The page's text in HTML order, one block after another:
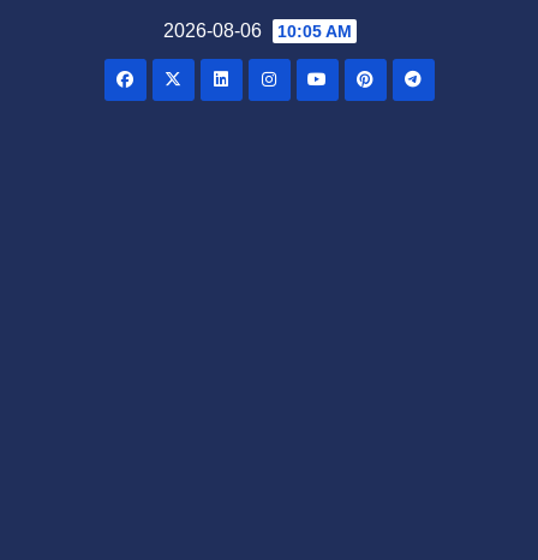
2026-08-06 10:05 AM